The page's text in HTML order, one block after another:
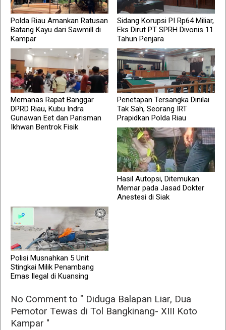
Polda Riau Amankan Ratusan
Batang Kayu dari Sawmill di
Kampar
Sidang Korupsi PI Rp64 Miliar,
Eks Dirut PT SPRH Divonis 11
Tahun Penjara
Memanas Rapat Banggar
DPRD Riau, Kubu Indra
Gunawan Eet dan Parisman
Ikhwan Bentrok Fisik
Penetapan Tersangka Dinilai
Tak Sah, Seorang IRT
Prapidkan Polda Riau
Hasil Autopsi, Ditemukan
Memar pada Jasad Dokter
Anestesi di Siak
Polisi Musnahkan 5 Unit
Stingkai Milik Penambang
Emas Ilegal di Kuansing
No Comment to " Diduga Balapan Liar, Dua
Pemotor Tewas di Tol Bangkinang- XIII Koto
Kampar "